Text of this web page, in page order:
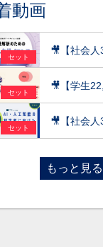
動画
セット
セット
セット
もっと見る